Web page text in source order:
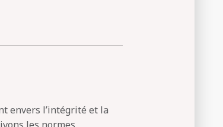
envers l’intégrité et la